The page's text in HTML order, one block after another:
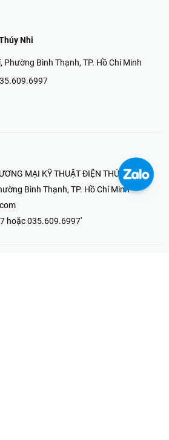
Nhi
Bình Thạnh, TP. Hồ Chí Minh
MẠI KỸ THUẬT ĐIỆN THÚY NHI
Bình Thạnh, TP. Hồ Chí Minh
hoặc 035.609.6997'